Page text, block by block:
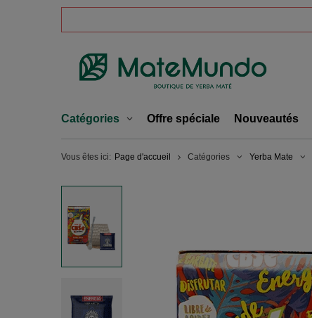
Catégories Offre spéciale Nouveautés
Vous êtes ici: Page d'accueil Catégories Yerba Mate